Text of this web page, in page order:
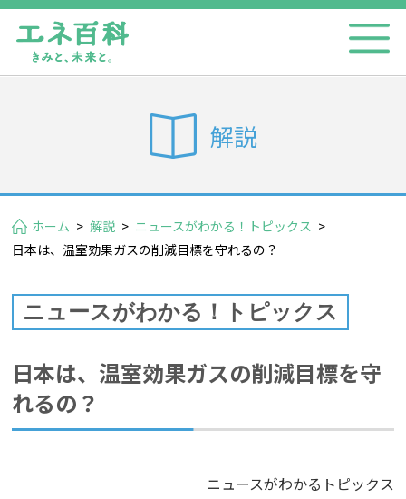
解説
ホーム > 解説 > ニュースがわかる！トピックス >
日本は、温室効果ガスの削減目標を守れるの？
ニュースがわかる！トピックス
日本は、温室効果ガスの削減目標を守
れるの？
ニュースがわかるトピックス